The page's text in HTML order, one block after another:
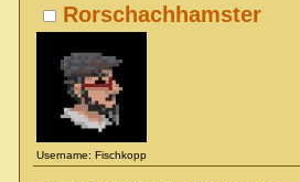
Rorschachhamster
Username: Fischkopp